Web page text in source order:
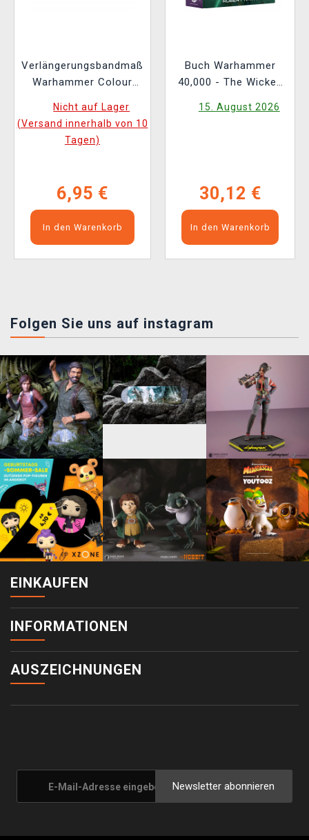
Verlängerungsbandmaß
Warhammer Colour
Nicht auf Lager
(Versand innerhalb von 10
Tagen)
6,95 €
In den Warenkorb
Buch Warhammer
40,000 - The Wicked
15. August 2026
30,12 €
In den Warenkorb
Folgen Sie uns auf instagram
EINKAUFEN
INFORMATIONEN
AUSZEICHNUNGEN
Newsletter abonnieren